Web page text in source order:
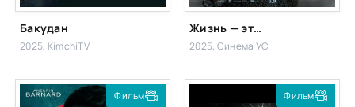
Бакудан
2025, KimchiTV
Жизнь — это праздник
2025, Синема УС
Фильм Фильм